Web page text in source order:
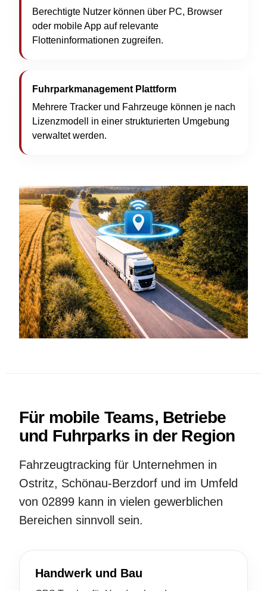
Berechtigte Nutzer können über PC, Browser
oder mobile App auf relevante
Flotteninformationen zugreifen.
Fuhrparkmanagement Plattform
Mehrere Tracker und Fahrzeuge können je nach
Lizenzmodell in einer strukturierten Umgebung
verwaltet werden.
Für mobile Teams, Betriebe
und Fuhrparks in der Region
Fahrzeugtracking für Unternehmen in
Ostritz, Schönau-Berzdorf und im Umfeld
von 02899 kann in vielen gewerblichen
Bereichen sinnvoll sein.
Handwerk und Bau